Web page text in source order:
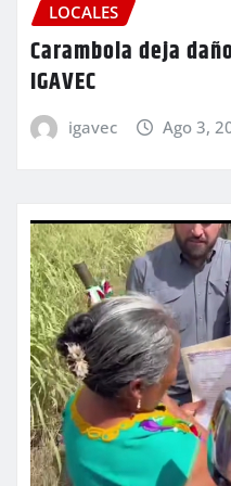
LOCALES
Carambola deja
IGAVEC
igavec Ago 3,